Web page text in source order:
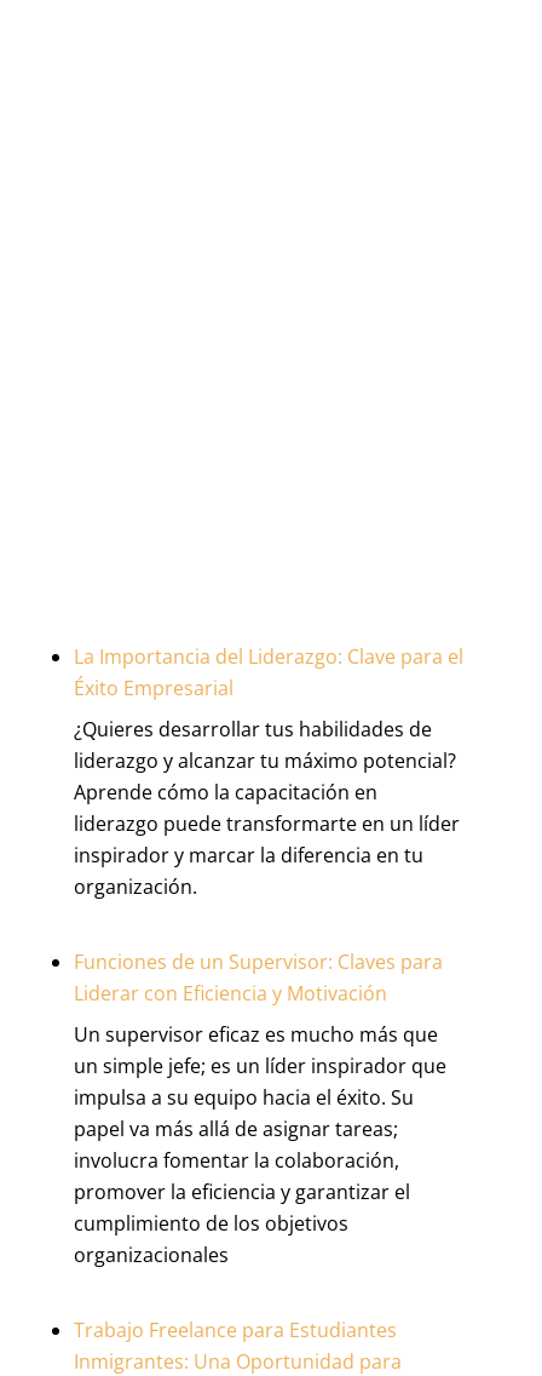
La Importancia del Liderazgo: Clave para el
Éxito Empresarial
¿Quieres desarrollar tus habilidades de
liderazgo y alcanzar tu máximo potencial?
Aprende cómo la capacitación en
liderazgo puede transformarte en un líder
inspirador y marcar la diferencia en tu
organización.
Funciones de un Supervisor: Claves para
Liderar con Eficiencia y Motivación
Un supervisor eficaz es mucho más que
un simple jefe; es un líder inspirador que
impulsa a su equipo hacia el éxito. Su
papel va más allá de asignar tareas;
involucra fomentar la colaboración,
promover la eficiencia y garantizar el
cumplimiento de los objetivos
organizacionales
Trabajo Freelance para Estudiantes
Inmigrantes: Una Oportunidad para